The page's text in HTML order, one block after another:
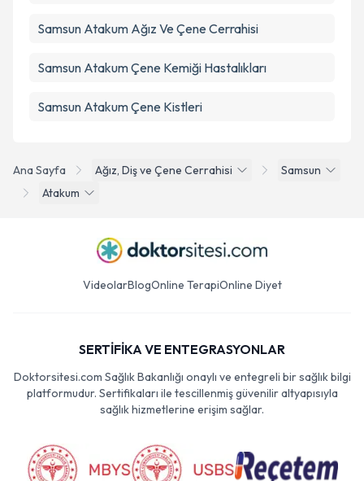
Ana Sayfa Ağız, Diş ve Çene Cerrahisi
Samsun
Atakum
Samsun Atakum Ağız Ve Çene Cerrahisi
Samsun Atakum Çene Kemiği Hastalıkları
Samsun Atakum Çene Kistleri
VideolarBlogOnline TerapiOnline Diyet
SERTİFİKA VE ENTEGRASYONLAR
Doktorsitesi.com Sağlık Bakanlığı onaylı ve entegreli bir sağlık bilgi
platformudur. Sertifikaları ile tescillenmiş güvenilir altyapısıyla
sağlık hizmetlerine erişim sağlar.